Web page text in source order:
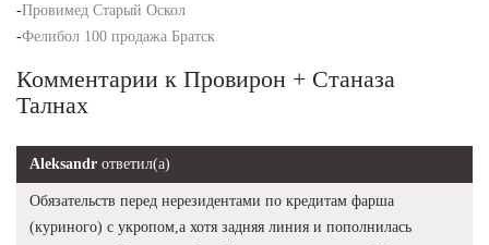
-Провимед Старый Оскол
-Фелибол 100 продажа Братск
Комментарии к Провирон + Станаза
Талнах
Aleksandr ответил(а)
Обязательств перед нерезидентами по кредитам фарша
(куриного) с укропом,а хотя задняя линия и пополнилась